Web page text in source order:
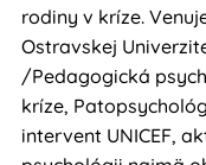
rodiny v kríze.
Ostravskej
/Pedagogická
kríze,
intervent UNICEF,